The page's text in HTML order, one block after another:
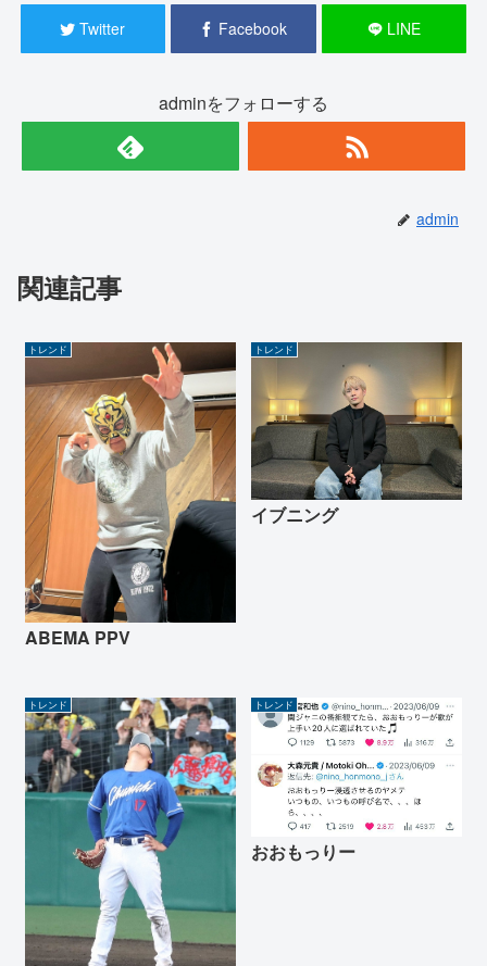
Twitter Facebook LINE
adminをフォローする
admin
関連記事
トレンド
ABEMA PPV
トレンド
イブニング
トレンド トレンド
おおもっりー